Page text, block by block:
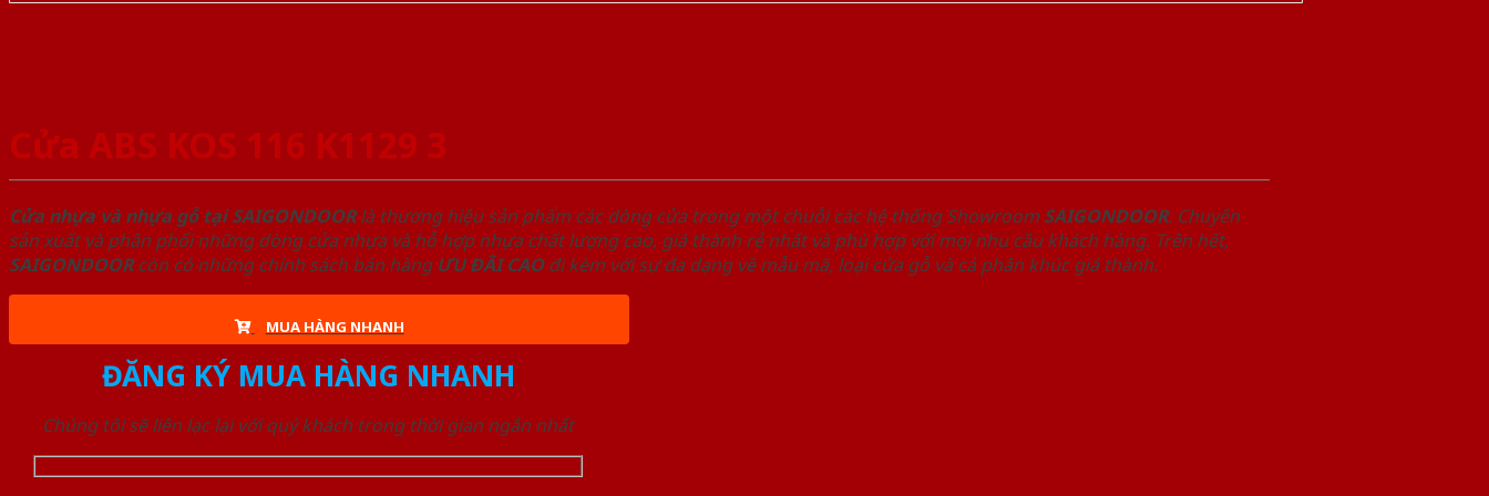
Cửa ABS KOS 116 K1129 3
Cửa nhựa và nhựa gỗ tại SAIGONDOORlà thương hiệu sản phẩm các dòng cửa trong một chuỗi các hệ thống Showroom SAIGONDOOR. Chuyên
sản xuất và phân phối những dòng cửa nhựa và hỗ hợp nhựa chất lượng cao, giá thành rẻ nhất và phù hợp với mọi nhu cầu khách hàng. Trên hết,
SAIGONDOORcòn có những chính sách bán hàng ƯU ĐÃI CAOđi kèm với sự đa dạng về mẫu mã, loại cửa gỗ và cả phân khúc giá thành.
MUA HÀNG NHANH
ĐĂNG KÝ MUA HÀNG NHANH
Chúng tôi sẽ liên lạc lại với quý khách trong thời gian ngắn nhất